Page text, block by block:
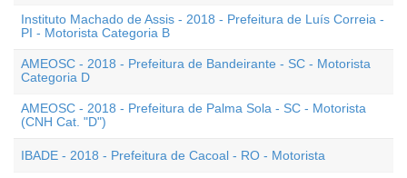
Instituto Machado de Assis - 2018 - Prefeitura de Luís Correia -
PI - Motorista Categoria B
AMEOSC - 2018 - Prefeitura de Bandeirante - SC - Motorista
Categoria D
AMEOSC - 2018 - Prefeitura de Palma Sola - SC - Motorista
(CNH Cat. "D")
IBADE - 2018 - Prefeitura de Cacoal - RO - Motorista